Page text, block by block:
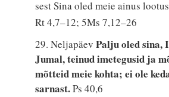
sest Sina oled meie ainus
Rt 4,7–12; 5Ms 7,12–26
29. NeljapäevPalju oled sina,
Jumal, teinud imetegusid ja
mõtteid meie kohta; ei ole
sarnast.Ps 40,6